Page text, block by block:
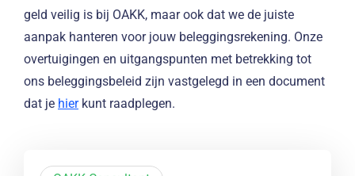
geld veilig is bij OAKK, maar ook dat we de juiste
aanpak hanteren voor jouw beleggingsrekening. Onze
overtuigingen en uitgangspunten met betrekking tot
ons beleggingsbeleid zijn vastgelegd in een document
dat je hierkunt raadplegen.